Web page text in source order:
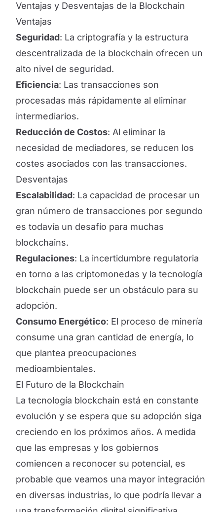
Ventajas y Desventajas de la Blockchain
Ventajas
Seguridad: La criptografía y la estructura
descentralizada de la blockchain ofrecen un
alto nivel de seguridad.
Eficiencia: Las transacciones son
procesadas más rápidamente al eliminar
intermediarios.
Reducción de Costos: Al eliminar la
necesidad de mediadores, se reducen los
costes asociados con las transacciones.
Desventajas
Escalabilidad: La capacidad de procesar un
gran número de transacciones por segundo
es todavía un desafío para muchas
blockchains.
Regulaciones: La incertidumbre regulatoria
en torno a las criptomonedas y la tecnología
blockchain puede ser un obstáculo para su
adopción.
Consumo Energético: El proceso de minería
consume una gran cantidad de energía, lo
que plantea preocupaciones
medioambientales.
El Futuro de la Blockchain
La tecnología blockchain está en constante
evolución y se espera que su adopción siga
creciendo en los próximos años. A medida
que las empresas y los gobiernos
comiencen a reconocer su potencial, es
probable que veamos una mayor integración
en diversas industrias, lo que podría llevar a